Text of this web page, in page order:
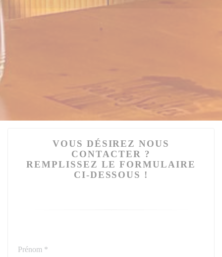
VOUS DÉSIREZ NOUS
CONTACTER ?
REMPLISSEZ LE FORMULAIRE
CI-DESSOUS !